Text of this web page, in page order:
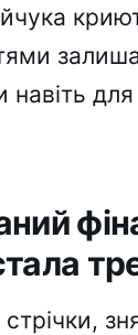
навіть